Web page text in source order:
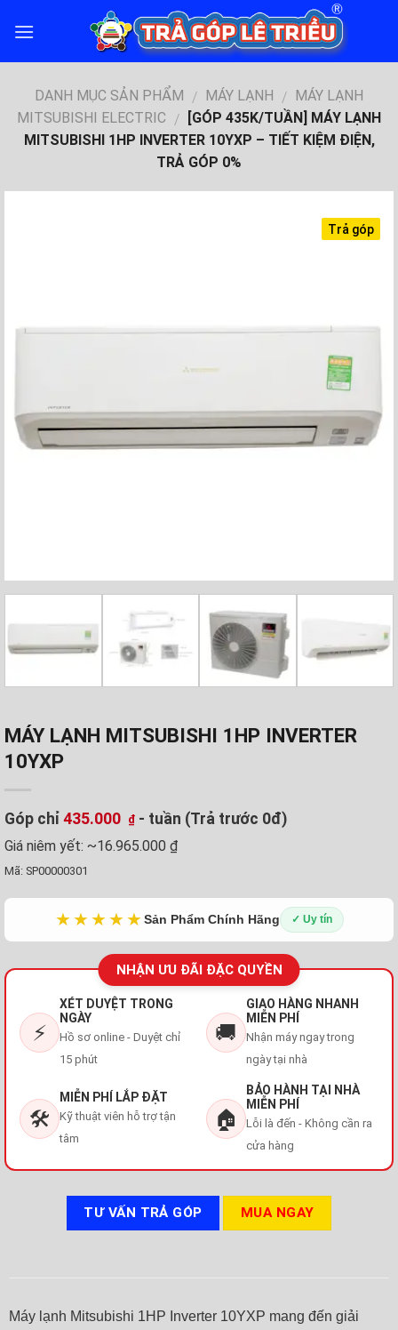
DANH MỤC SẢN PHẨM / MÁY LẠNH / MÁY LẠNH
MITSUBISHI ELECTRIC /
[GÓP 435K/TUẦN] MÁY LẠNH
MITSUBISHI 1HP INVERTER 10YXP – TIẾT KIỆM ĐIỆN,
TRẢ GÓP 0%
Trả góp
MÁY LẠNH MITSUBISHI 1HP INVERTER
10YXP
Góp chỉ 435.000 ₫ - tuần (Trả trước 0đ)
Giá niêm yết: ~16.965.000 ₫
Mã: SP00000301
★★★★★Sản Phẩm Chính Hãng ✓ Uy tín
NHẬN ƯU ĐÃI ĐẶC QUYỀN
⚡
XÉT DUYỆT TRONG
NGÀY
Hồ sơ online - Duyệt chỉ
15 phút
🚚
GIAO HÀNG NHANH
MIỄN PHÍ
Nhận máy ngay trong
ngày tại nhà
🛠️
MIỄN PHÍ LẮP ĐẶT
Kỹ thuật viên hỗ trợ tận
tâm
🏠
BẢO HÀNH TẠI NHÀ
MIỄN PHÍ
Lỗi là đến - Không cần ra
cửa hàng
TƯ VẤN TRẢ GÓP MUA NGAY
Máy lạnh Mitsubishi 1HP Inverter 10YXP mang đến giải